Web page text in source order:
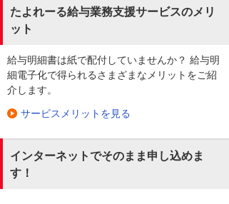
たよれーる給与業務支援サービスのメリ
ット
給与明細書は紙で配付していませんか？ 給与明
細電子化で得られるさまざまなメリットをご紹
介します。
サービスメリットを見る
インターネットでそのまま申し込めま
す！